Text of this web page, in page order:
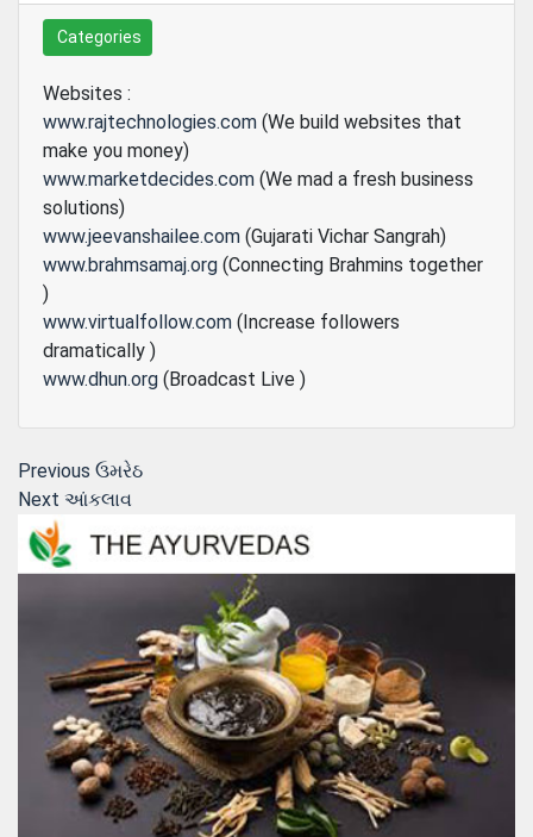
Categories
Websites :
www.rajtechnologies.com (We build websites that
make you money)
www.marketdecides.com (We mad a fresh business
solutions)
www.jeevanshailee.com (Gujarati Vichar Sangrah)
www.brahmsamaj.org (Connecting Brahmins together
)
www.virtualfollow.com (Increase followers
dramatically )
www.dhun.org (Broadcast Live )
Post
navigation
Previous Previous
post:
ઉમરેઠ
Next Next
આંકલાવ